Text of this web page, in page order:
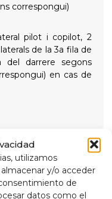
utilizamos
y/o acceder
de
datos como el
correspongui)
pilot i copilot, 2
de la 3a fila de
darrere segons
en cas de
de gran qualitat
com les